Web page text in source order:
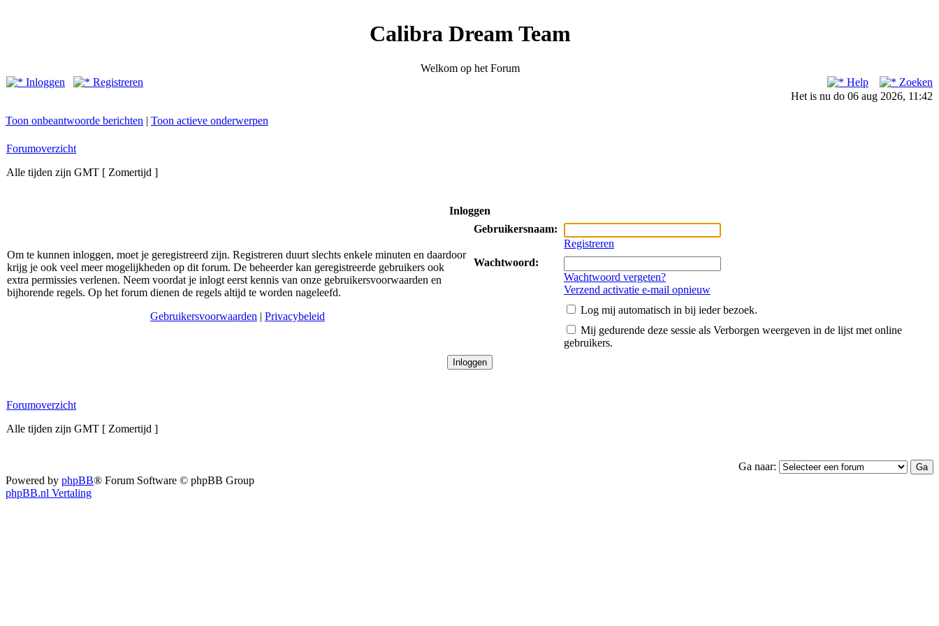
Calibra Dream Team
Welkom op het Forum
Inloggen
Registreren Help
Zoeken
Het is nu do 06 aug 2026, 11:42
Toon onbeantwoorde berichten | Toon actieve onderwerpen
Forumoverzicht
Alle tijden zijn GMT [ Zomertijd ]
Inloggen
Om te kunnen inloggen, moet je geregistreerd zijn. Registreren duurt slechts enkele minuten en daardoor
krijg je ook veel meer mogelijkheden op dit forum. De beheerder kan geregistreerde gebruikers ook
extra permissies verlenen. Neem voordat je inlogt eerst kennis van onze gebruikersvoorwaarden en
bijhorende regels. Op het forum dienen de regels altijd te worden nageleefd.
Gebruikersvoorwaarden | Privacybeleid
Gebruikersnaam:
Registreren
Wachtwoord:
Wachtwoord vergeten?
Verzend activatie e-mail opnieuw
Log mij automatisch in bij ieder bezoek.
Mij gedurende deze sessie als Verborgen weergeven in de lijst met online
gebruikers.
Forumoverzicht
Alle tijden zijn GMT [ Zomertijd ]
Ga naar:
Powered by phpBB® Forum Software © phpBB Group
phpBB.nl Vertaling